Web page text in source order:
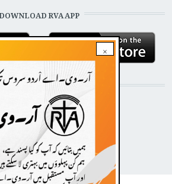
×
RVA APP
CONNECTED WITH US!